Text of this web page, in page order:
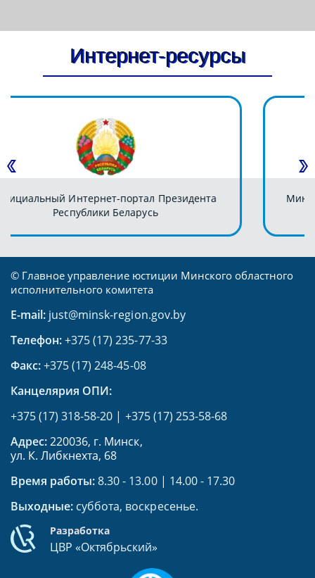
Интернет-ресурсы
Министерство юстиции Республики Беларусь
© Главное управление юстиции Минского областного
исполнительного комитета
Адрес:220036, г. Минск,
ул. К. Либкнехта, 68
Время работы:8.30 - 13.00 | 14.00 - 17.30
Выходные: суббота, воскресенье.
Разработка
ЦВР «Октябрьский»
E-mail: just@minsk-region.gov.by
Телефон:+375 (17) 235-77-33
Факс:+375 (17) 248-45-08
Канцелярия ОПИ:
+375 (17) 318-58-20 | +375 (17) 253-58-68